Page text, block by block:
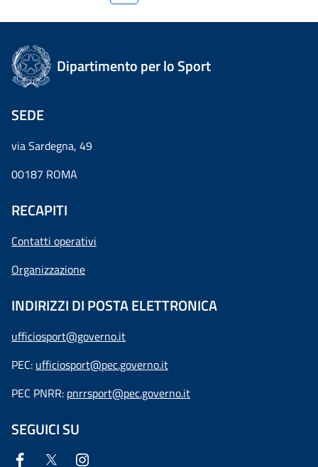
Dipartimento per lo Sport
SEDE
via Sardegna, 49
00187 ROMA
RECAPITI
Contatti operativi
Organizzazione
INDIRIZZI DI POSTA ELETTRONICA
ufficiosport@governo.it
PEC: ufficiosport@pec.governo.it
PEC PNRR: pnrrsport@pec.governo.it
SEGUICI SU